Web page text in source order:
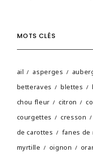
MOTS CLÉS
ail asperges
betteraves
blettes
chou fleur
citron
courgettes
cresson
de carottes
fanes de
myrtille
oignon